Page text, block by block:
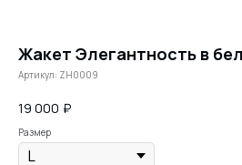
Жакет Элегантность в
Артикул: ZH0009
19 000 ₽
Размер